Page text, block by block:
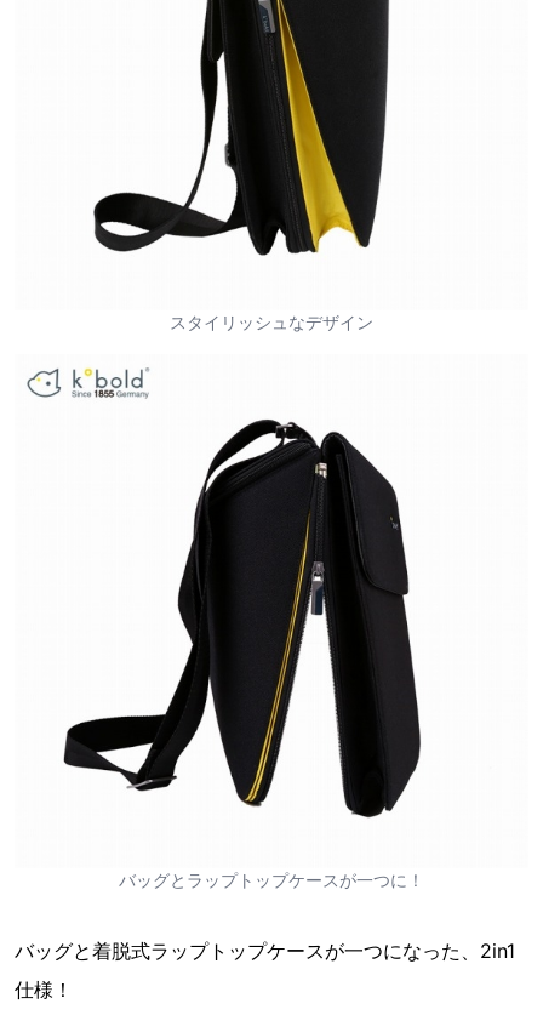
スタイリッシュなデザイン
バッグとラップトップケースが一つに！
バッグと着脱式ラップトップケースが一つになった、2in1
仕様！